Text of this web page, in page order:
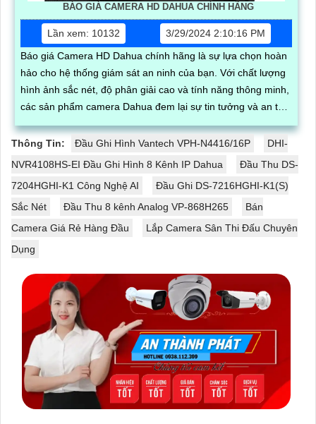
BÁO GIÁ CAMERA HD DAHUA CHÍNH HÃNG
Lần xem: 10132
3/29/2024 2:10:16 PM
Báo giá Camera HD Dahua chính hãng là sự lựa chọn hoàn
hảo cho hệ thống giám sát an ninh của bạn. Với chất lượng
hình ảnh sắc nét, độ phân giải cao và tính năng thông minh,
các sản phẩm camera Dahua đem lại sự tin tưởng và an tâm
cho người sử dụng
Thông Tin:
Đầu Ghi Hình Vantech VPH-N4416/16P
DHI-
NVR4108HS-EI Đầu Ghi Hình 8 Kênh IP Dahua
Đầu Thu DS-
7204HGHI-K1 Công Nghệ AI
Đầu Ghi DS-7216HGHI-K1(S)
Sắc Nét
Đầu Thu 8 kênh Analog VP-868H265
Bán
Camera Giá Rẻ Hàng Đầu
Lắp Camera Sân Thi Đấu Chuyên
Dụng